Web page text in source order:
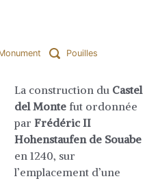
Pouilles
La construction du Castel
del Monte fut ordonnée
par Frédéric II
Hohenstaufen de Souabe
en 1240, sur
l’emplacement d’une